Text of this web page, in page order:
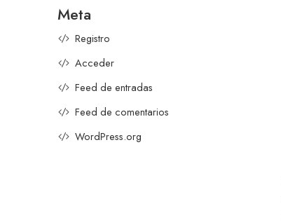
Meta
Registro
Acceder
Feed de entradas
Feed de comentarios
WordPress.org